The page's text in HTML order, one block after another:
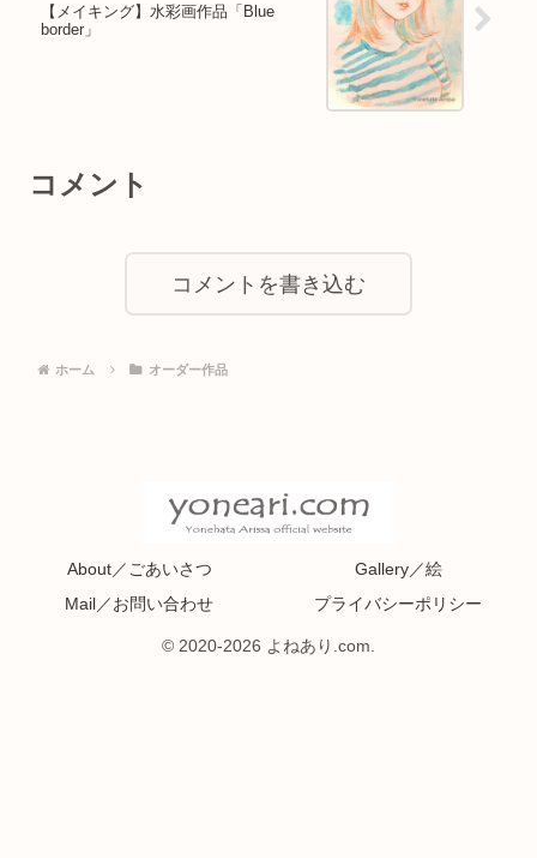
【メイキング】水彩画作品「Blue
border」
コメント
コメントを書き込む
ホーム オーダー作品
About／ごあいさつ
Gallery／絵
Mail／お問い合わせ
プライバシーポリシー
© 2020-2026 よねあり.com.